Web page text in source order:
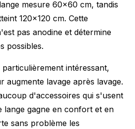
mesure 60×60 cm, tandis
120×120 cm. Cette
pas anodine et détermine
possibles.
intéressant,
augmente lavage après lavage.
d'accessoires qui s'usent
lange gagne en confort et en
sans problème les